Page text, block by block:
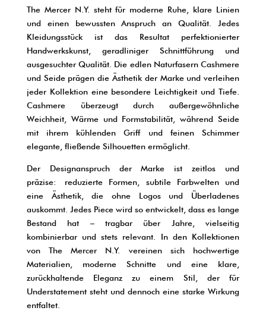
The Mercer N.Y. steht für moderne Ruhe, klare Linien
und einen bewussten Anspruch an Qualität. Jedes
Kleidungsstück ist das Resultat perfektionierter
Handwerkskunst, geradliniger Schnittführung und
ausgesuchter Qualität. Die edlen Naturfasern Cashmere
und Seide prägen die Ästhetik der Marke und verleihen
jeder Kollektion eine besondere Leichtigkeit und Tiefe.
Cashmere überzeugt durch außergewöhnliche
Weichheit, Wärme und Formstabilität, während Seide
mit ihrem kühlenden Griff und feinen Schimmer
elegante, fließende Silhouetten ermöglicht.
Der Designanspruch der Marke ist zeitlos und
präzise: reduzierte Formen, subtile Farbwelten und
eine Ästhetik, die ohne Logos und Überladenes
auskommt. Jedes Piece wird so entwickelt, dass es lange
Bestand hat – tragbar über Jahre, vielseitig
kombinierbar und stets relevant. In den Kollektionen
von The Mercer N.Y. vereinen sich hochwertige
Materialien, moderne Schnitte und eine klare,
zurückhaltende Eleganz zu einem Stil, der für
Understatement steht und dennoch eine starke Wirkung
entfaltet.